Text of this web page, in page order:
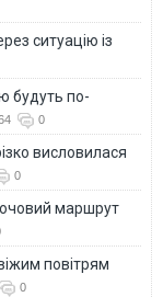
ситуацію із
будуть по-
0
висловилася
0
маршрут
повітрям
0